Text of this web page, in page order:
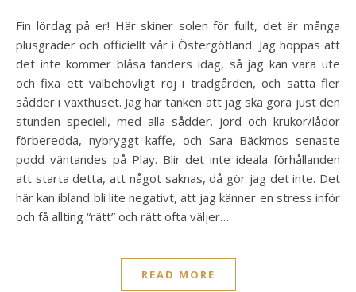
Fin lördag på er! Här skiner solen för fullt, det är många
plusgrader och officiellt vår i Östergötland. Jag hoppas att
det inte kommer blåsa fanders idag, så jag kan vara ute
och fixa ett välbehövligt röj i trädgården, och sätta fler
sådder i växthuset. Jag har tanken att jag ska göra just den
stunden speciell, med alla sådder. jord och krukor/lådor
förberedda, nybryggt kaffe, och Sara Bäckmos senaste
podd väntandes på Play. Blir det inte ideala förhållanden
att starta detta, att något saknas, då gör jag det inte. Det
här kan ibland bli lite negativt, att jag känner en stress inför
och få allting “rätt” och rätt ofta väljer…
READ MORE